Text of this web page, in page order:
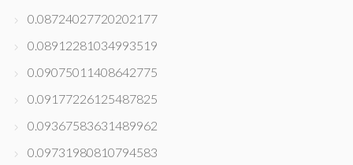
0.08724027720202177
0.08912281034993519
0.09075011408642775
0.09177226125487825
0.09367583631489962
0.09731980810794583